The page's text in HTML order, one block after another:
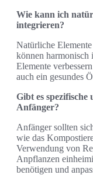
Wie kann ich
integrieren?
Natürliche
können harmonisch
Elemente
auch ein gesundes
Gibt es
Anfänger?
Anfänger sollten
wie das
Verwendung von
Anpflanzen
benötigen und